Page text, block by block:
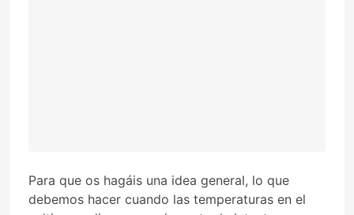
Para que os hagáis una idea general, lo que
debemos hacer cuando las temperaturas en el